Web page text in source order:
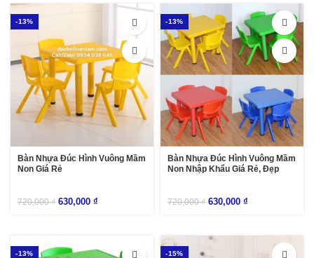
-13%
Bàn Nhựa Đúc Hình Vuông Mầm
Non Giá Rẻ
720,000₫ 630,000 ₫
-13%
Bàn Nhựa Đúc Hình Vuông Mầm
Non Nhập Khẩu Giá Rẻ, Đẹp
720,000₫ 630,000 ₫
-13% -15%